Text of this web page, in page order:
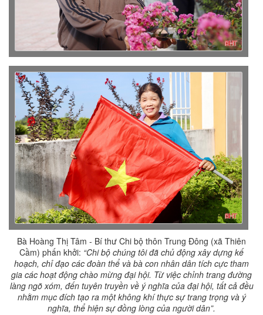
Bà Hoàng Thị Tâm - Bí thư Chi bộ thôn Trung Đông (xã Thiên
Cầm) phấn khởi: “Chi bộ chúng tôi đã chủ động xây dựng kế
hoạch, chỉ đạo các đoàn thể và bà con nhân dân tích cực tham
gia các hoạt động chào mừng đại hội. Từ việc chỉnh trang đường
làng ngõ xóm, đến tuyên truyền về ý nghĩa của đại hội, tất cả đều
nhằm mục đích tạo ra một không khí thực sự trang trọng và ý
nghĩa, thể hiện sự đồng lòng của người dân”.